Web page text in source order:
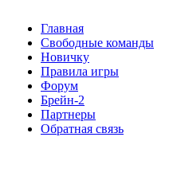
Главная
Свободные команды
Новичку
Правила игры
Форум
Брейн-2
Партнеры
Обратная связь